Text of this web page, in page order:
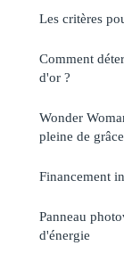
Les critères
Comment
d'or ?
Wonder
pleine de
Financement
Panneau
d'énergie